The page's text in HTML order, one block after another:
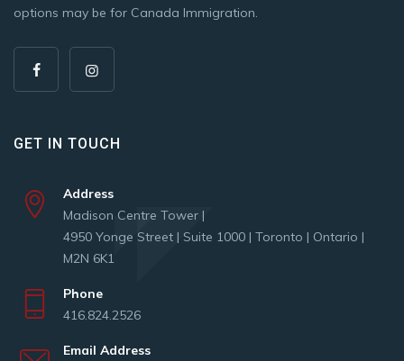
options may be for Canada Immigration.
GET IN TOUCH
Address
Madison Centre Tower |
4950 Yonge Street | Suite 1000 | Toronto | Ontario |
M2N 6K1
Phone
416.824.2526
Email Address